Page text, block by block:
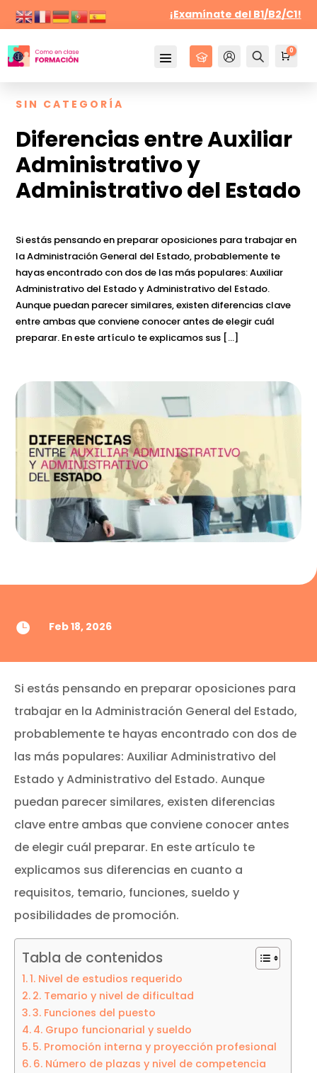
¡Examínate del B1/B2/C1!
Cursos Mi Cuenta
Buscar
0
SIN CATEGORÍA
Diferencias entre Auxiliar
Administrativo y
Administrativo del Estado
Si estás pensando en preparar oposiciones para trabajar en
la Administración General del Estado, probablemente te
hayas encontrado con dos de las más populares: Auxiliar
Administrativo del Estado y Administrativo del Estado.
Aunque puedan parecer similares, existen diferencias clave
entre ambas que conviene conocer antes de elegir cuál
preparar. En este artículo te explicamos sus […]
 Feb 18, 2026
Si estás pensando en preparar oposiciones para
trabajar en la Administración General del Estado,
probablemente te hayas encontrado con dos de
las más populares: Auxiliar Administrativo del
Estado y Administrativo del Estado. Aunque
puedan parecer similares, existen diferencias
clave entre ambas que conviene conocer antes
de elegir cuál preparar. En este artículo te
explicamos sus diferencias en cuanto a
requisitos, temario, funciones, sueldo y
posibilidades de promoción.
Tabla de contenidos
1. Nivel de estudios requerido
2. Temario y nivel de dificultad
3. Funciones del puesto
4. Grupo funcionarial y sueldo
5. Promoción interna y proyección profesional
6. Número de plazas y nivel de competencia